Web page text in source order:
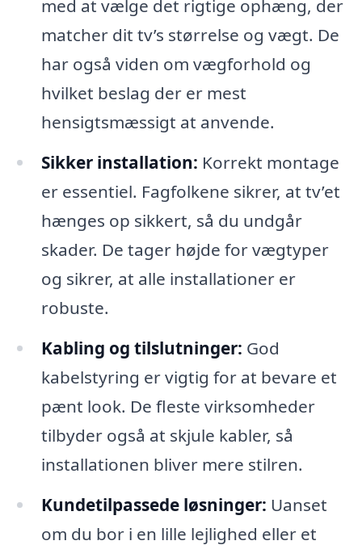
med at vælge det rigtige ophæng, der
matcher dit tv’s størrelse og vægt. De
har også viden om vægforhold og
hvilket beslag der er mest
hensigtsmæssigt at anvende.
Sikker installation: Korrekt montage
er essentiel. Fagfolkene sikrer, at tv’et
hænges op sikkert, så du undgår
skader. De tager højde for vægtyper
og sikrer, at alle installationer er
robuste.
Kabling og tilslutninger: God
kabelstyring er vigtig for at bevare et
pænt look. De fleste virksomheder
tilbyder også at skjule kabler, så
installationen bliver mere stilren.
Kundetilpassede løsninger: Uanset
om du bor i en lille lejlighed eller et